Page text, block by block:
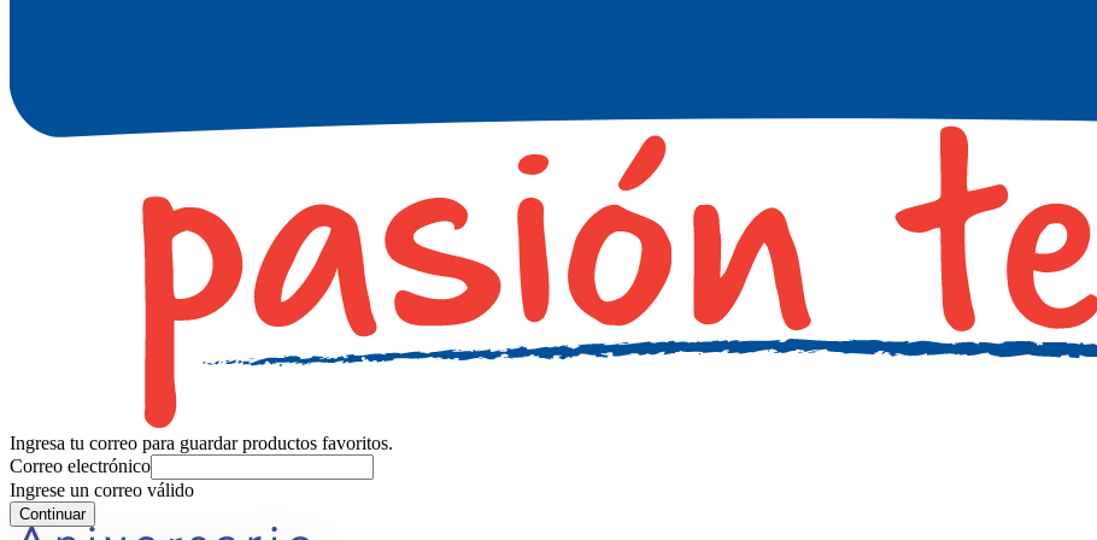
Ingresa tu correo para guardar productos favoritos.
Correo electrónico
Ingrese un correo válido
Continuar